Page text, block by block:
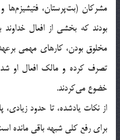
مشركان (بت‌پرستان، فتيشيزم‌ها
بودند كه بخشي از افعال
مخلوق بودن، كارهاي مهمي
تصرف كرده و مالك افعال او شده
خضوع مي‌كردند.
از نكات يادشده، تا حدود
براي رفع كلي شبهه باقي مانده